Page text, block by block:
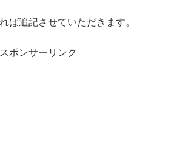
ば追記させていただきます。
スポンサーリンク